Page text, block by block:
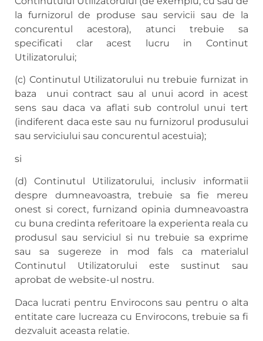
la furnizorul de produse sau servicii sau de la
concurentul acestora), atunci trebuie sa
specificati clar acest lucru in Continut
Utilizatorului;
(c) Continutul Utilizatorului nu trebuie furnizat in
baza unui contract sau al unui acord in acest
sens sau daca va aflati sub controlul unui tert
(indiferent daca este sau nu furnizorul produsului
sau serviciului sau concurentul acestuia);
si
(d) Continutul Utilizatorului, inclusiv informatii
despre dumneavoastra, trebuie sa fie mereu
onest si corect, furnizand opinia dumneavoastra
cu buna credinta referitoare la experienta reala cu
produsul sau serviciul si nu trebuie sa exprime
sau sa sugereze in mod fals ca materialul
Continutul Utilizatorului este sustinut sau
aprobat de website-ul nostru.
Daca lucrati pentru Envirocons sau pentru o alta
entitate care lucreaza cu Envirocons, trebuie sa fi
dezvaluit aceasta relatie.